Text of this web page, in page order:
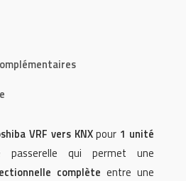
VRF vers KNXpour 1 unité
qui permet une
complète entre une